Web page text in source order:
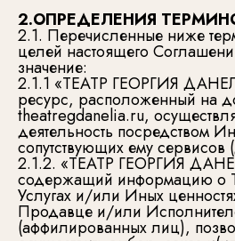
2.ОПРЕДЕЛЕНИЯ
2.1. Перечисленные ниже
целей настоящего
значение:
2.1.1 «ТЕАТР ГЕОРГИЯ
ресурс, расположенный на
theatregdanelia.ru,
деятельность посредством
сопутствующих ему сервисов
2.1.2. «ТЕАТР ГЕОРГИЯ
содержащий информацию о
Услугах и/или Иных
Продавце и/или
(аффилированных лиц),